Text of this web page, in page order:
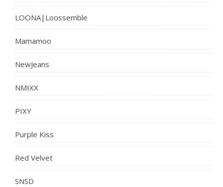
LOONA|Loossemble
Mamamoo
NewJeans
NMIXX
PIXY
Purple Kiss
Red Velvet
SNSD